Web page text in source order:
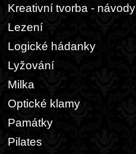
Kreativní tvorba - návody
Lezení
Logické hádanky
Lyžování
Milka
Optické klamy
Památky
Pilates